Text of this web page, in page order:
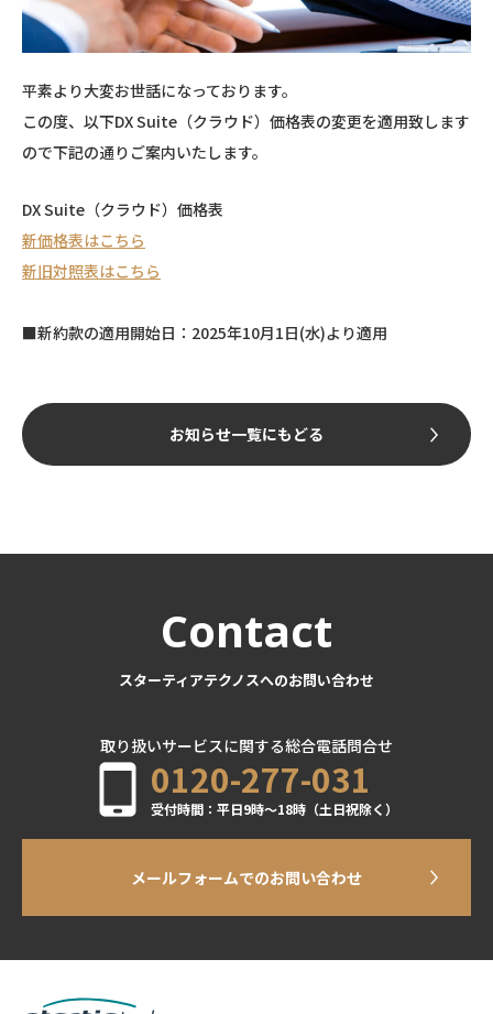
平素より大変お世話になっております。
この度、以下DX Suite（クラウド）価格表の変更を適用致します
ので下記の通りご案内いたします。
DX Suite（クラウド）価格表
新価格表はこちら
新旧対照表はこちら
■新約款の適用開始日：2025年10月1日(水)より適用
お知らせ一覧にもどる
Contact
スターティアテクノスへのお問い合わせ
取り扱いサービスに関する総合電話問合せ
0120-277-031
受付時間：平日9時～18時（土日祝除く）
メールフォームでのお問い合わせ